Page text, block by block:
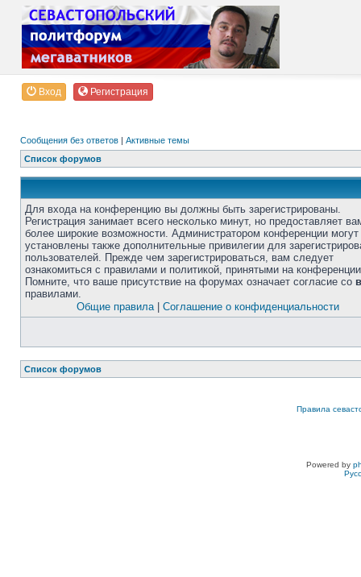
Вход Регистрация
Сообщения без ответов | Активные темы
Список форумов
Для входа на конференцию вы должны быть зарегистрированы.
Регистрация занимает всего несколько минут, но предоставляет
более широкие возможности. Администратором конференции
установлены также дополнительные привилегии для
пользователей. Прежде чем зарегистрироваться, вам следует
ознакомиться с правилами и политикой, принятыми на
Помните, что ваше присутствие на форумах означает согласие со
правилами.
Общие правила| Соглашение о конфиденциальности
Список форумов
Правила
Powered by